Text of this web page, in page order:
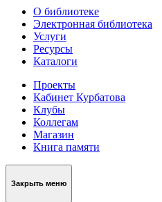
О библиотеке
Электронная библиотека
Услуги
Ресурсы
Каталоги
Проекты
Кабинет Курбатова
Клубы
Коллегам
Магазин
Книга памяти
Закрыть меню